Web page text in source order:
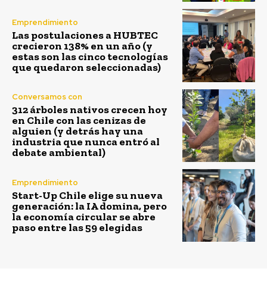
Emprendimiento
Las postulaciones a HUBTEC
crecieron 138% en un año (y
estas son las cinco tecnologías
que quedaron seleccionadas)
Conversamos con
312 árboles nativos crecen hoy
en Chile con las cenizas de
alguien (y detrás hay una
industria que nunca entró al
debate ambiental)
Emprendimiento
Start-Up Chile elige su nueva
generación: la IA domina, pero
la economía circular se abre
paso entre las 59 elegidas